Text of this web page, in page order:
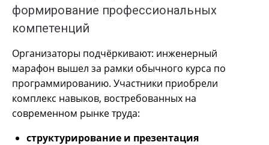
формирование профессиональных
компетенций
Организаторы подчёркивают: инженерный
марафон вышел за рамки обычного курса по
программированию. Участники приобрели
комплекс навыков, востребованных на
современном рынке труда:
структурирование и презентация